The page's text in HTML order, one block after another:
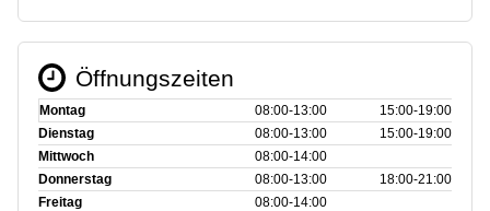
Öffnungszeiten
Montag 08:00‑13:00
15:00‑19:00
Dienstag
08:00‑13:00
15:00‑19:00
Mittwoch
08:00‑14:00
Donnerstag
08:00‑13:00
18:00‑21:00
Freitag
08:00‑14:00